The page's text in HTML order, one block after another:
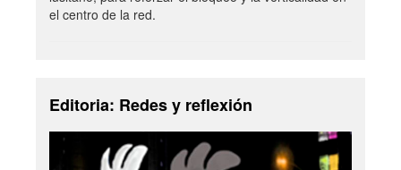
el centro de la red.
Editoria: Redes y reflexión